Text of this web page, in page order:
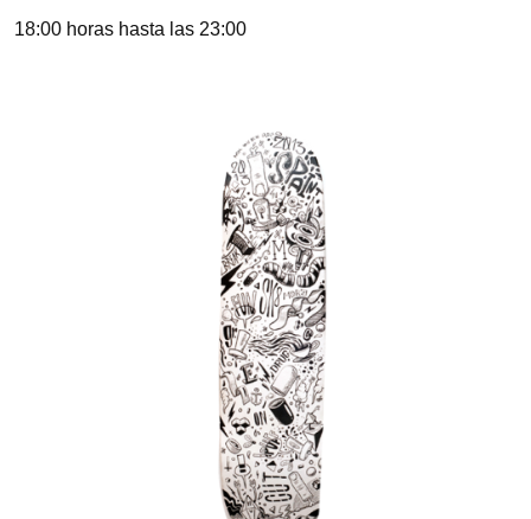
18:00 horas hasta las 23:00